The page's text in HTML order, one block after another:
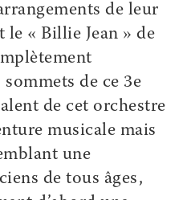
de leur
« Billie Jean » de
de ce 3e
de cet orchestre
musicale mais
une
de tous âges,